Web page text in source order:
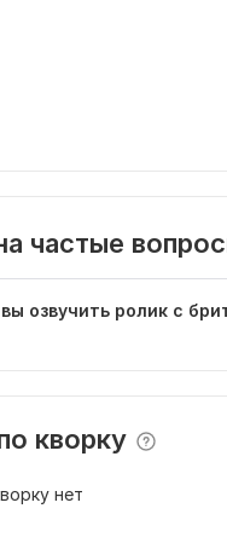
частые
озвучить ролик с
кворку
нет